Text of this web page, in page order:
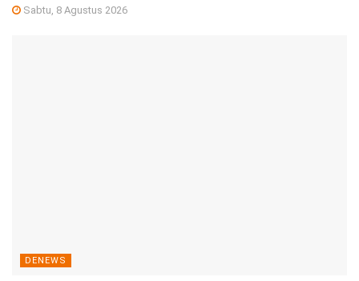
Sabtu, 8 Agustus 2026
DENEWS